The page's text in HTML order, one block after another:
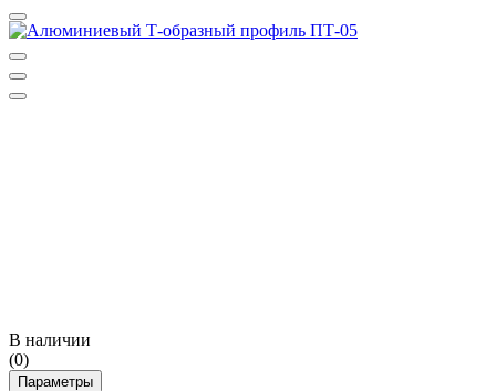
В наличии
(0)
Параметры